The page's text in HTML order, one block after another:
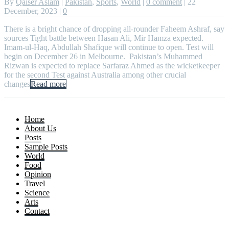
By Qaiser Aslam | Pakistan, Sports, World | 0 comment | 22
December, 2023 | 0
There is a bright chance of dropping all-rounder Faheem Ashraf, say
sources Tight battle between Hasan Ali, Mir Hamza expected.
Imam-ul-Haq, Abdullah Shafique will continue to open. Test will
begin on December 26 in Melbourne. Pakistan’s Muhammed
Rizwan is expected to replace Sarfaraz Ahmed as the wicketkeeper
for the second Test against Australia among other crucial
changesRead more
Home
About Us
Posts
Sample Posts
World
Food
Opinion
Travel
Science
Arts
Contact